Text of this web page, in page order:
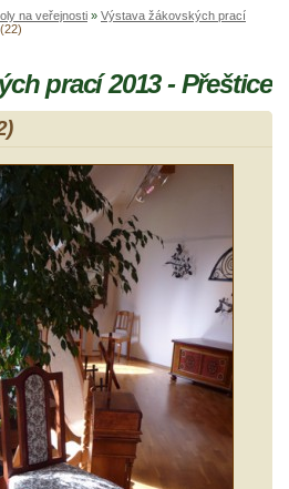
na veřejnosti » Výstava žákovských prací
prací 2013 - Přeštice